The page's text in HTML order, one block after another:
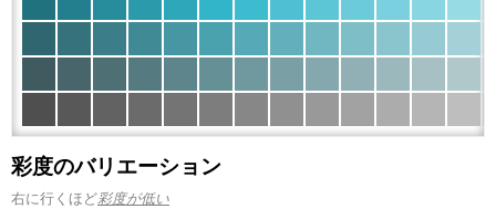
彩度のバリエーション
右に行くほど彩度が低い